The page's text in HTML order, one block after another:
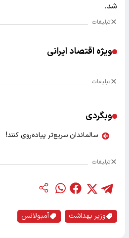
شد.
تبلیغات
ویژه اقتصاد ایرانی
تبلیغات
وبگردی
سالماندان سریع‌تر پیاده‌روی کنند!
تبلیغات
وزیر بهداشت آمبولانس